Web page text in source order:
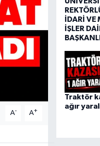
A- A+
İDARİ VE
İŞLER
Traktör
ağır